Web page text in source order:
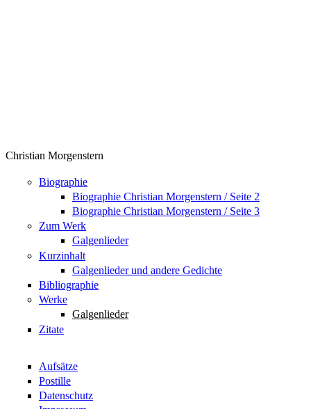
Christian Morgenstern
Biographie
Biographie Christian Morgenstern / Seite 2
Biographie Christian Morgenstern / Seite 3
Zum Werk
Galgenlieder
Kurzinhalt
Galgenlieder und andere Gedichte
Bibliographie
Werke
Galgenlieder
Zitate
Aufsätze
Postille
Datenschutz